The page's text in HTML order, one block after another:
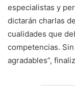
especialistas y
dictarán charlas
cualidades que
competencias.
agradables”,